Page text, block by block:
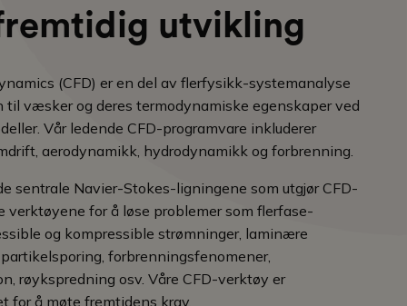
utvikling
(CFD) er en del av flerfysikk-systemanalyse
til væsker og deres termodynamiske egenskaper ved
Vår ledende CFD-programvare inkluderer
aerodynamikk, hydrodynamikk og forbrenning.
sentrale Navier-Stokes-ligningene som utgjør CFD-
verktøyene for å løse problemer som flerfase-
og kompressible strømninger, laminære
forbrenningsfenomener,
røykspredning osv. Våre CFD-verktøy er
for å møte fremtidens krav.